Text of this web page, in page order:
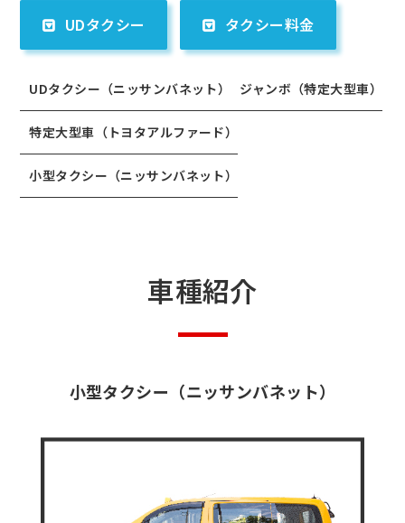
UDタクシー タクシー料金
UDタクシー（ニッサンバネット） ジャンボ（特定大型車）
特定大型車（トヨタアルファード）
小型タクシー（ニッサンバネット）
車種紹介
小型タクシー（ニッサンバネット）